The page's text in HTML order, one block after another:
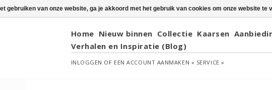
Home Nieuw binnen Collectie Kaarsen
Verhalen en Inspiratie (Blog)
INLOGGEN OF EEN ACCOUNT AANMAKEN » SERVICE »
gebruiken van onze website, ga je akkoord met het gebruik van cookies om onze website te